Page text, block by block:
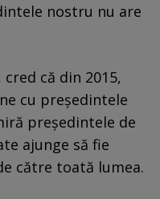
nostru nu are
că din 2015,
cu președintele
președintele de
ajunge să fie
către toată lumea.